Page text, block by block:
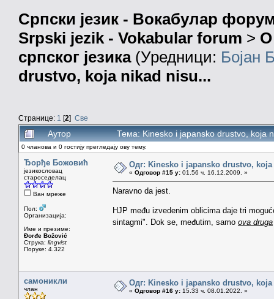
Српски језик - Вокабулар
Srpski jezik - Vokabular forum > О
српског језика(Уредници: Бојан
drustvo, koja nikad nisu...
Странице: 1 [2] Све
Аутор Тема: Kinesko i japansko drustvo, koja
0 чланова и 0 гостију прегледају ову тему.
Ђорђе Божовић
језикословац
староседелац
Ван мреже
Пол:
Организација:
Име и презиме:
Đorđe Božović
Струка: lingvist
Поруке: 4.322
Одг: Kinesko i japansko drustvo,
« Одговор #15 у: 01.56 ч. 16.12.2009. »
Naravno da jest.
HJP među izvedenim oblicima daje tri
sintagmi". Dok se, međutim, samo ova druga
самоникли
члан
Одг: Kinesko i japansko drustvo,
« Одговор #16 у: 15.33 ч. 08.01.2022. »